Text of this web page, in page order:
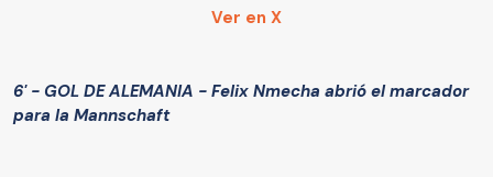
Ver en X
6' - GOL DE ALEMANIA - Felix Nmecha abrió el marcador
para la Mannschaft